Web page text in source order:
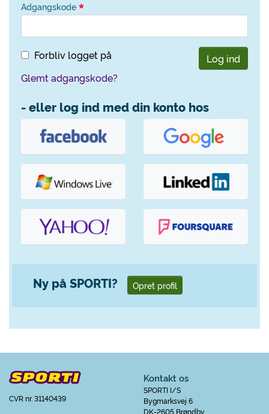
Adgangskode
Forbliv logget på
Log ind
Glemt adgangskode?
- eller log ind med din konto hos
Ny på SPORTI? Opret profil
CVR nr. 31140439
Kontakt os
SPORTI I/S
Bygmarksvej 6
DK-2605 Brøndby